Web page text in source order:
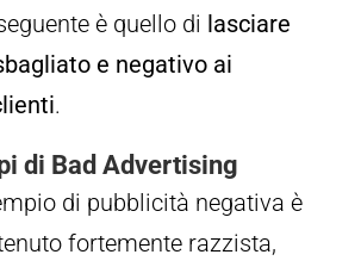
è quello di lasciare
e negativo ai
.
di Bad Advertising
di pubblicità negativa è
fortemente razzista,